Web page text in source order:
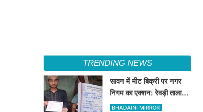
TRENDING NEWS
सावन में मीट बिक्री पर नगर
निगम का एक्शन: रेवड़ी तालाब
और पितरकुंडा में 4 दुकानों पर
BHADAINI MIRROR